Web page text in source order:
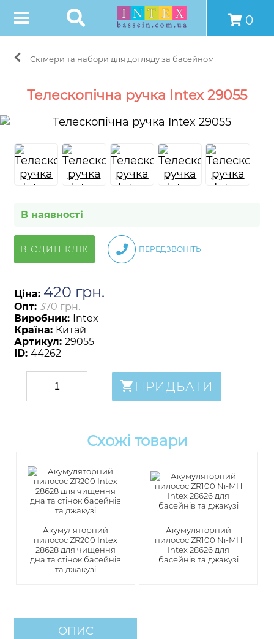
0
Скімери та набори для догляду за басейном
Телескопічна ручка Intex 29055
В наявності
В ОДИН КЛІК ПЕРЕДЗВОНІТЬ
Ціна: 420 грн.
Опт: 370 грн.
Виробник: Intex
Країна: Китай
Артикул: 29055
ID: 44262
ПРИДБАТИ
Схожі товари
Акумуляторний
пилосос ZR200 Intex
28628 для чищення
дна та стінок басейнів
та джакузі
Акумуляторний
пилосос ZR100 Ni-MH
Intex 28626 для
басейнів та джакузі
ОПИС